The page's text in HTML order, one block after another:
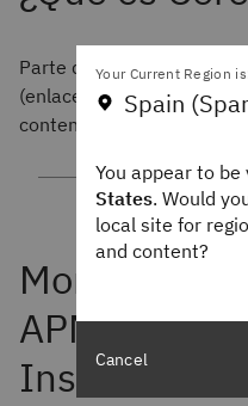
Parte de la pila de
(enlace externo a
contenedor de código
Your Current Region
Spain
You appear to
States. Would
local site for
and content?
Cancel